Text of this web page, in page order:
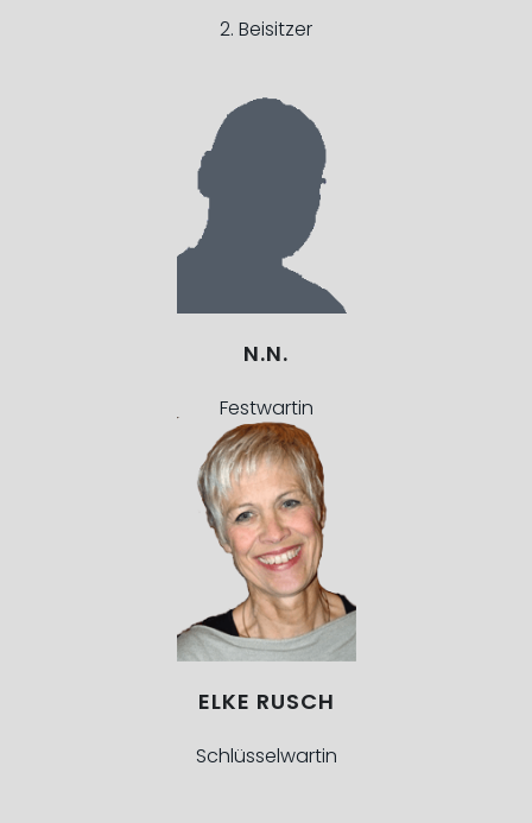
2. Beisitzer
N.N.
Festwartin
ELKE RUSCH
Schlüsselwartin